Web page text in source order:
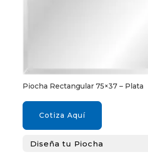
Piocha Rectangular 75×37 – Plata
Cotiza Aquí
Diseña tu Piocha